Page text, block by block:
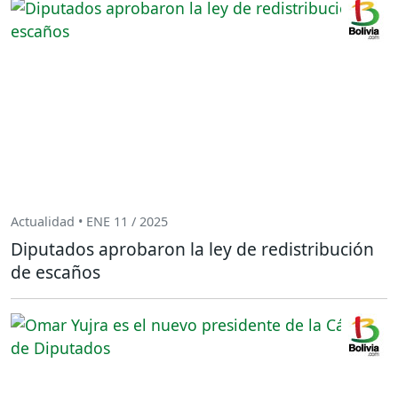
Actualidad • ENE 11 / 2025
Diputados aprobaron la ley de redistribución
de escaños